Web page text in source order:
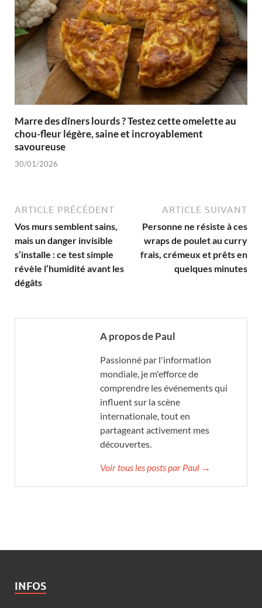
Marre des dîners lourds ? Testez cette omelette au
chou-fleur légère, saine et incroyablement
savoureuse
30/01/2026
ARTICLE PRÉCÉDENT
Vos murs semblent sains,
mais un danger invisible
s’installe : ce test simple
révèle l’humidité avant les
dégâts
ARTICLE SUIVANT
Personne ne résiste à ces
wraps de poulet au curry
frais, crémeux et prêts en
quelques minutes
A propos de Paul
Passionné par l'information
mondiale, je m'efforce de
comprendre les événements qui
influent sur la scène
internationale, tout en
partageant activement mes
découvertes.
Voir tous les posts par Paul →
INFOS